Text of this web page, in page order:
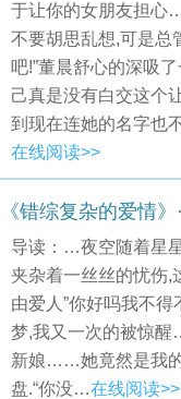
于让你的女朋友担心
不要胡思乱想,可是总
吧!”董晨舒心的深吸
己真是没有白交这个
到现在连她的名字也
在线阅读>>
《错综复杂的爱情
导读：…夜空随着星
夹杂着一丝丝的忧伤,
由爱人”你好吗我不
梦,我又一次的被惊
新娘……她竟然是我
盘.“你没…在线阅读>>